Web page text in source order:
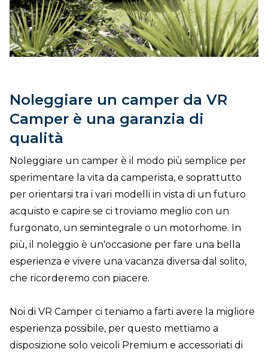
CONTATTI
Noleggiare un camper da VR
Camper è una garanzia di
qualità
Noleggiare un camper è il modo più semplice per
sperimentare la vita da camperista, e soprattutto
per orientarsi tra i vari modelli in vista di un futuro
acquisto e capire se ci troviamo meglio con un
furgonato, un semintegrale o un motorhome. In
più, il noleggio è un'occasione per fare una bella
esperienza e vivere una vacanza diversa dal solito,
che ricorderemo con piacere.
Noi di VR Camper ci teniamo a farti avere la migliore
esperienza possibile, per questo mettiamo a
disposizione solo veicoli Premium e accessoriati di